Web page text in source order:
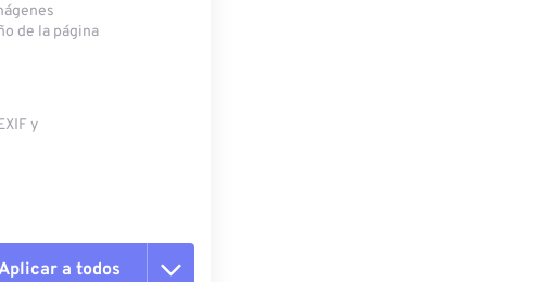
de la página
​​y
a todos